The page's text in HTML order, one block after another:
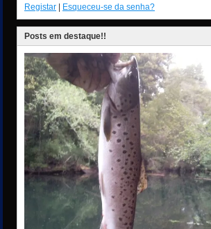
Registar | Esqueceu-se da senha?
Posts em destaque!!